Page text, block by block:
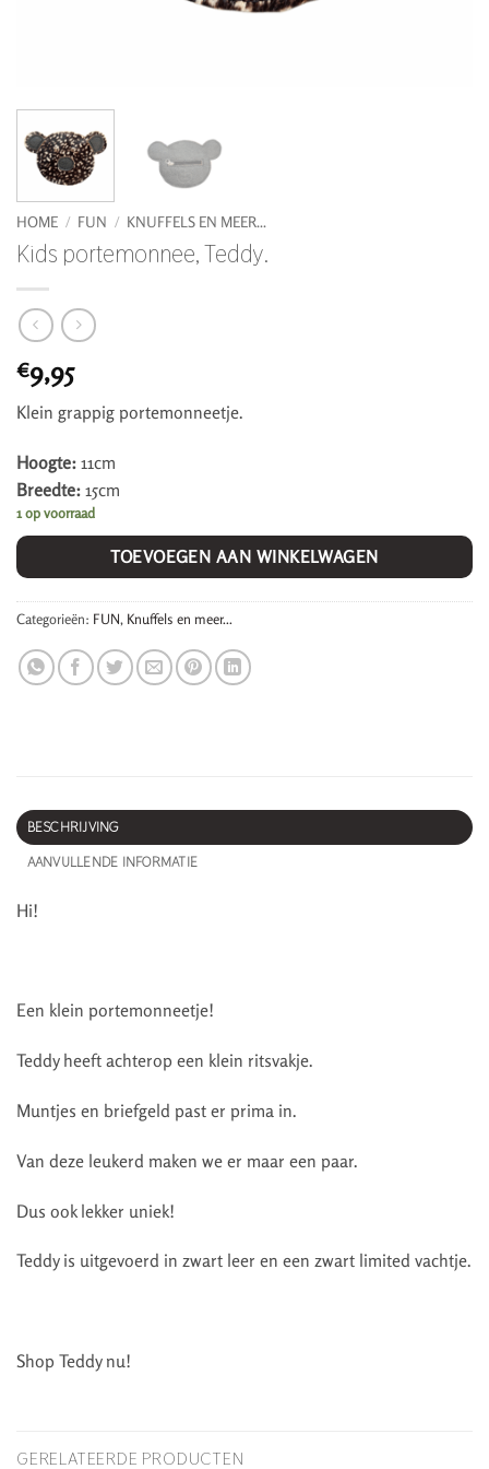
HOME / FUN / KNUFFELS EN MEER...
Kids portemonnee, Teddy.
€9,95
Klein grappig portemonneetje.
Hoogte: 11cm
Breedte: 15cm
1 op voorraad
TOEVOEGEN AAN WINKELWAGEN
Categorieën: FUN, Knuffels en meer...
BESCHRIJVING
AANVULLENDE INFORMATIE
Hi!
Een klein portemonneetje!
Teddy heeft achterop een klein ritsvakje.
Muntjes en briefgeld past er prima in.
Van deze leukerd maken we er maar een paar.
Dus ook lekker uniek!
Teddy is uitgevoerd in zwart leer en een zwart limited vachtje.
Shop Teddy nu!
GERELATEERDE PRODUCTEN